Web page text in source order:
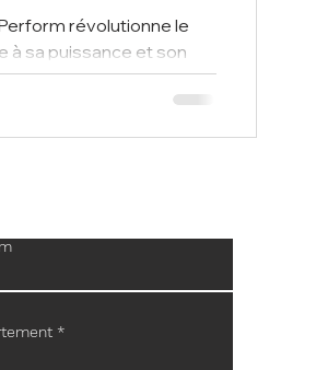
révolutionne le
à sa puissance et son
le dépoussiéra